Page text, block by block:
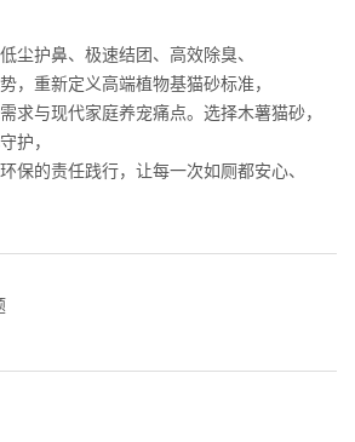
尘护鼻、极速结团、高效除臭、
，重新定义高端植物基猫砂标准，
求与现代家庭养宠痛点。选择木薯猫砂，
护，
保的责任践行，让每一次如厕都安心、